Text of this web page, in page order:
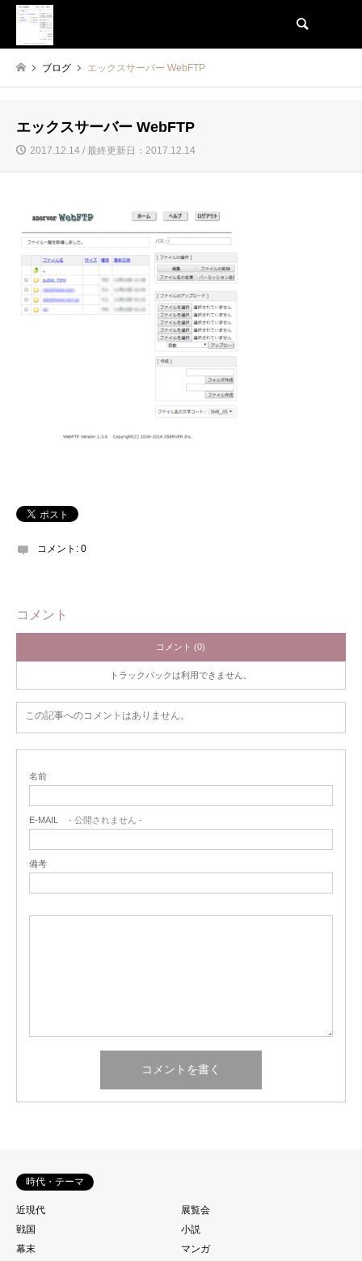
ブログ エックスサーバー WebFTP
エックスサーバー WebFTP
2017.12.14 / 最終更新日：2017.12.14
コメント: 0
コメント
コメント (0)
トラックバックは利用できません。
この記事へのコメントはありません。
名前
E-MAIL - 公開されません -
備考
時代・テーマ
近現代
展覧会
戦国
小説
幕末
マンガ